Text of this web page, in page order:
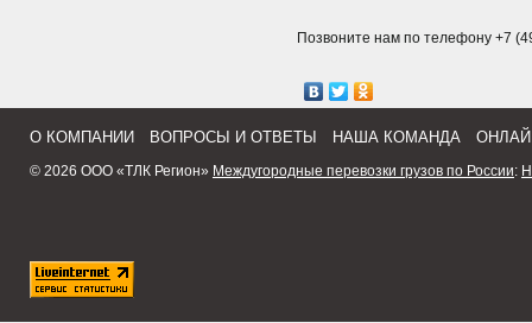
Позвоните нам по телефону +7
О КОМПАНИИ ВОПРОСЫ И ОТВЕТЫ НАША КОМАНДА
© 2026 ООО «ТЛК Регион» Междугородные перевозки грузов по России: